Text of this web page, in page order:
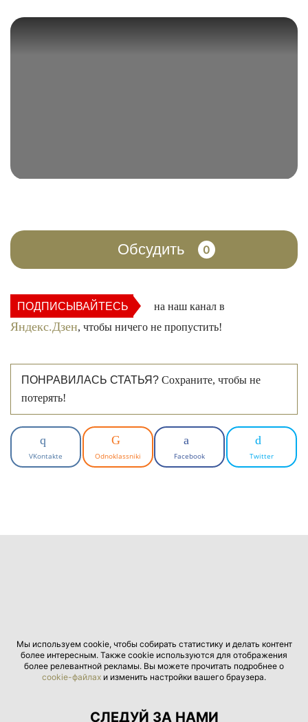
Обсудить 0
ПОДПИСЫВАЙТЕСЬ на наш канал в
Яндекс.Дзен, чтобы ничего не пропустить!
ПОНРАВИЛАСЬ СТАТЬЯ? Сохраните, чтобы не
потерять!
VKontakte Odnoklassniki Facebook Twitter
Мы используем cookie, чтобы собирать статистику и делать контент
более интересным. Также cookie используются для отображения
более релевантной рекламы. Вы можете прочитать подробнее о
cookie-файлах и изменить настройки вашего браузера.
СЛЕДУЙ ЗА НАМИ